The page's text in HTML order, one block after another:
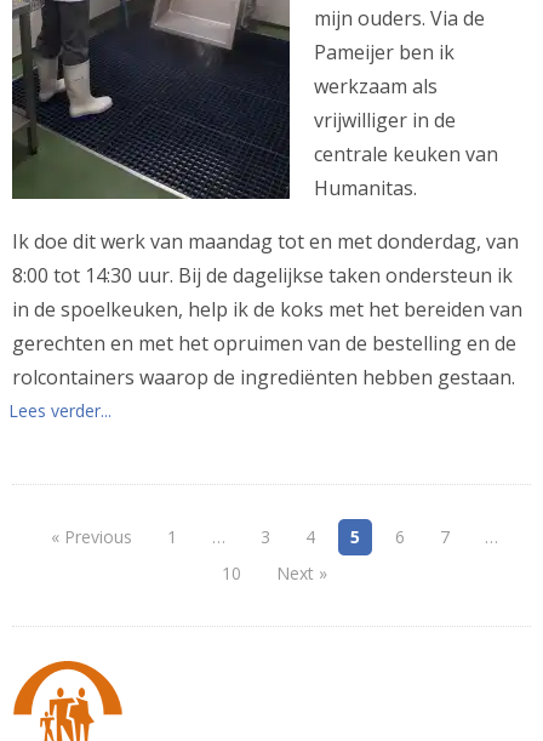
mijn ouders. Via de
Pameijer ben ik
werkzaam als
vrijwilliger in de
centrale keuken van
Humanitas.
Ik doe dit werk van maandag tot en met donderdag, van
8:00 tot 14:30 uur. Bij de dagelijkse taken ondersteun ik
in de spoelkeuken, help ik de koks met het bereiden van
gerechten en met het opruimen van de bestelling en de
rolcontainers waarop de ingrediënten hebben gestaan.
Lees verder...
« Previous 1 … 3 4 5 6 7
…
10
Next »